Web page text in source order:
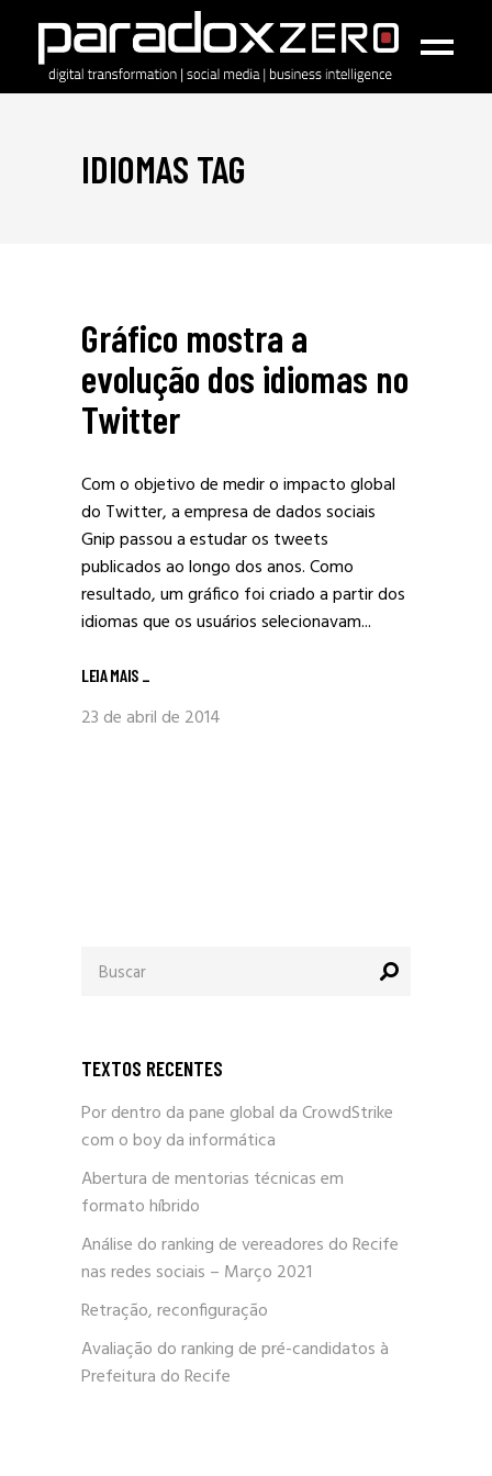
IDIOMAS TAG
Gráfico mostra a
evolução dos idiomas no
Twitter
Com o objetivo de medir o impacto global
do Twitter, a empresa de dados sociais
Gnip passou a estudar os tweets
publicados ao longo dos anos. Como
resultado, um gráfico foi criado a partir dos
idiomas que os usuários selecionavam...
LEIA MAIS _
23 de abril de 2014
por:
TEXTOS RECENTES
Por dentro da pane global da CrowdStrike
com o boy da informática
Abertura de mentorias técnicas em
formato híbrido
Análise do ranking de vereadores do Recife
nas redes sociais – Março 2021
Retração, reconfiguração
Avaliação do ranking de pré-candidatos à
Prefeitura do Recife